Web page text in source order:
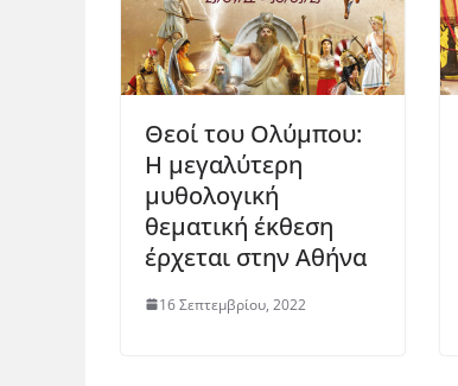
Θεοί του Ολύμπου:
H μεγαλύτερη
μυθολογική
θεματική έκθεση
έρχεται στην Αθήνα
16 Σεπτεμβρίου, 2022